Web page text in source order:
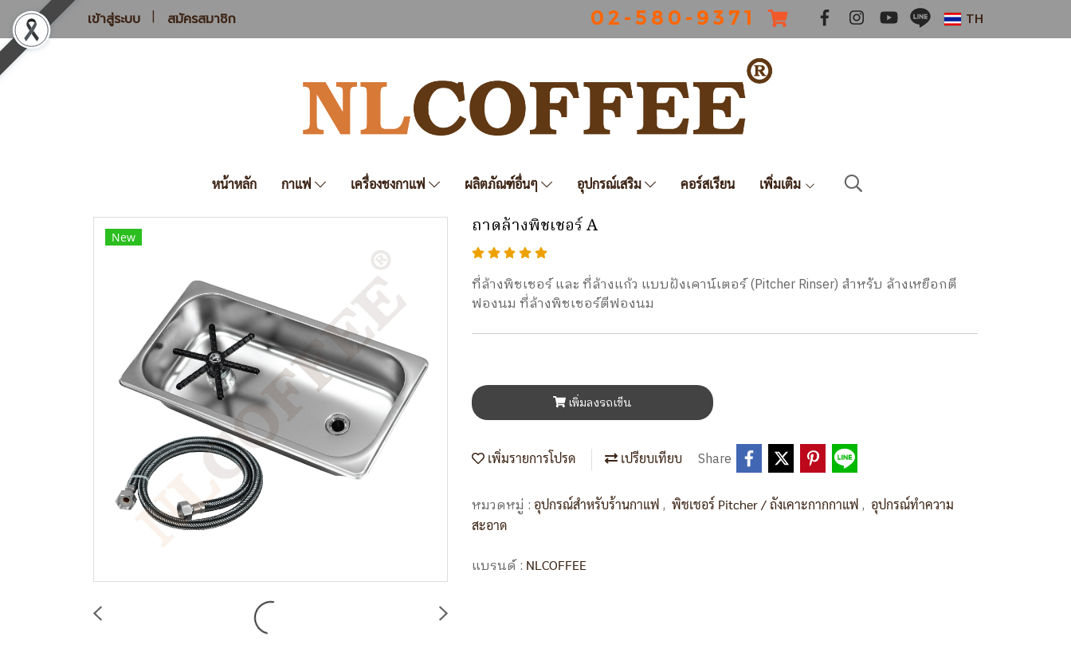
เข้าสู่ระบบ สมัครสมาชิก 0 2 - 5 8 0 - 9 3 7 1 TH
หน้าหลัก กาแฟ เครื่องชงกาแฟ ผลิตภัณฑ์อื่นๆ อุปกรณ์เสริม คอร์สเรียน เพิ่มเติม
New ถาดล้างพิชเชอร์ A
ที่ล้างพิชเชอร์ และ ที่ล้างแก้ว แบบฝังเคาน์เตอร์ (Pitcher Rinser) สำหรับ ล้างเหยือกตี
ฟองนม ที่ล้างพิชเชอร์ตีฟองนม
เพิ่มลงรถเข็น
เพิ่มรายการโปรด เปรียบเทียบ Share
หมวดหมู่ : อุปกรณ์สำหรับร้านกาแฟ , พิชเชอร์ Pitcher / ถังเคาะกากกาแฟ , อุปกรณ์ทำความ
สะอาด
แบรนด์ : NLCOFFEE